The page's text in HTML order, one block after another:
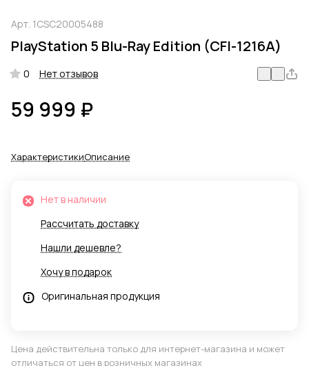
Арт. 1CSC20005488
PlayStation 5 Blu-Ray Edition (CFI-1216A)
0 Нет отзывов
59 999 ₽
ХарактеристикиОписание
Нет в наличии
Рассчитать доставку
Нашли дешевле?
Хочу в подарок
Оригинальная продукция
Цена действительна только для интернет-магазина и может
отличаться от цен в розничных магазинах